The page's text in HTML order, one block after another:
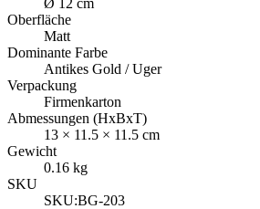
Oberfläche
Matt
Dominante Farbe
Antikes Gold / Uger
Verpackung
Firmenkarton
Abmessungen (HxBxT)
13 × 11.5 × 11.5 cm
Gewicht
0.16 kg
SKU
SKU:BG-203